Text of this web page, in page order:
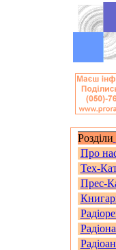
Розділи
Про
Тех-
Прес-